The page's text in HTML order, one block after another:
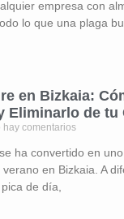
empresa con
lo que una plaga
en Bizkaia:
Eliminarlo de tu
hay comentarios
ha convertido en
en Bizkaia. A
de día,